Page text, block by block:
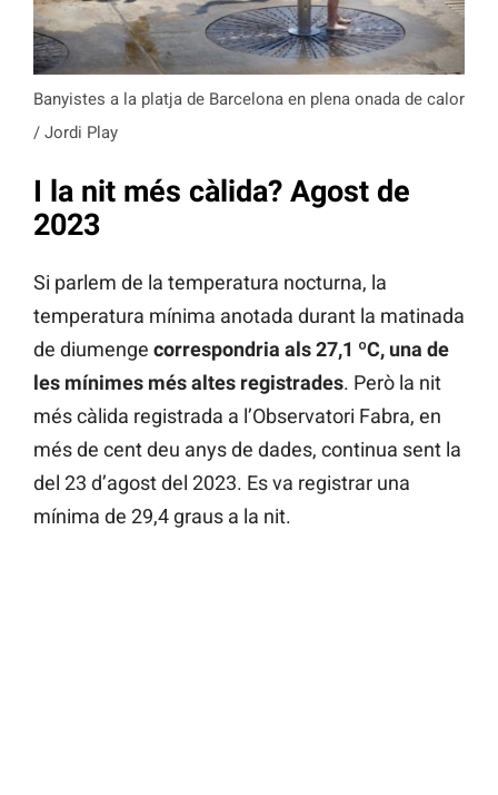
Banyistes a la platja de Barcelona en plena onada de calor
/ Jordi Play
I la nit més càlida? Agost de
2023
Si parlem de la temperatura nocturna, la
temperatura mínima anotada durant la matinada
de diumenge correspondria als 27,1 ºC, una de
les mínimes més altes registrades. Però la nit
més càlida registrada a l’Observatori Fabra, en
més de cent deu anys de dades, continua sent la
del 23 d’agost del 2023. Es va registrar una
mínima de 29,4 graus a la nit.